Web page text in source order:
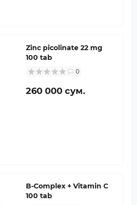
Zinc picolinate 22 mg
100 tab
0
260 000 сум.
B-Complex + Vitamin C
100 tab